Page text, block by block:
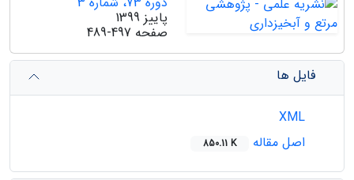
پاییز 1399
صفحه 489-497
فایل ها
اصل مقاله
850.11 K